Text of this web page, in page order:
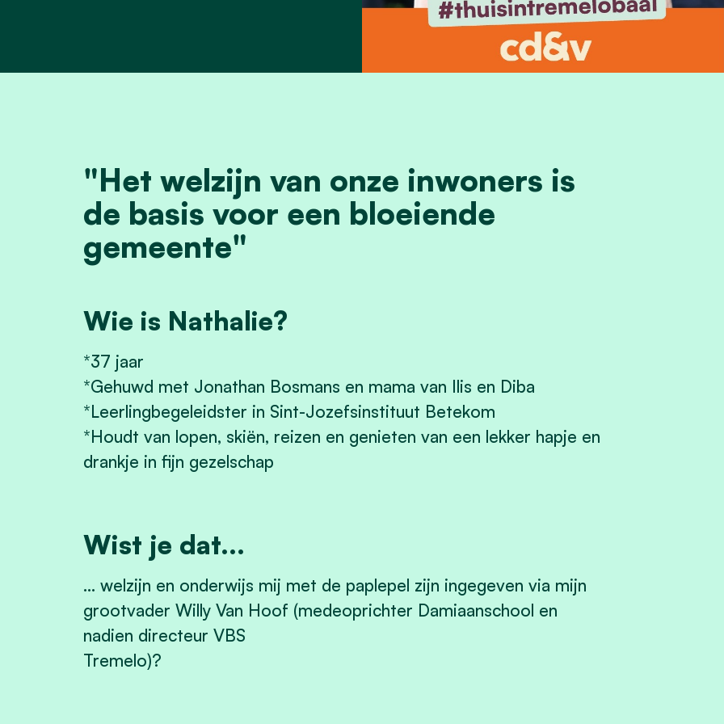
"Het welzijn van onze inwoners is
de basis voor een bloeiende
gemeente"
Wie is Nathalie?
*37 jaar
*Gehuwd met Jonathan Bosmans en mama van Ilis en Diba
*Leerlingbegeleidster in Sint-Jozefsinstituut Betekom
*Houdt van lopen, skiën, reizen en genieten van een lekker hapje en
drankje in fijn gezelschap
Wist je dat...
... welzijn en onderwijs mij met de paplepel zijn ingegeven via mijn
grootvader Willy Van Hoof (medeoprichter Damiaanschool en
nadien directeur VBS
Tremelo)?